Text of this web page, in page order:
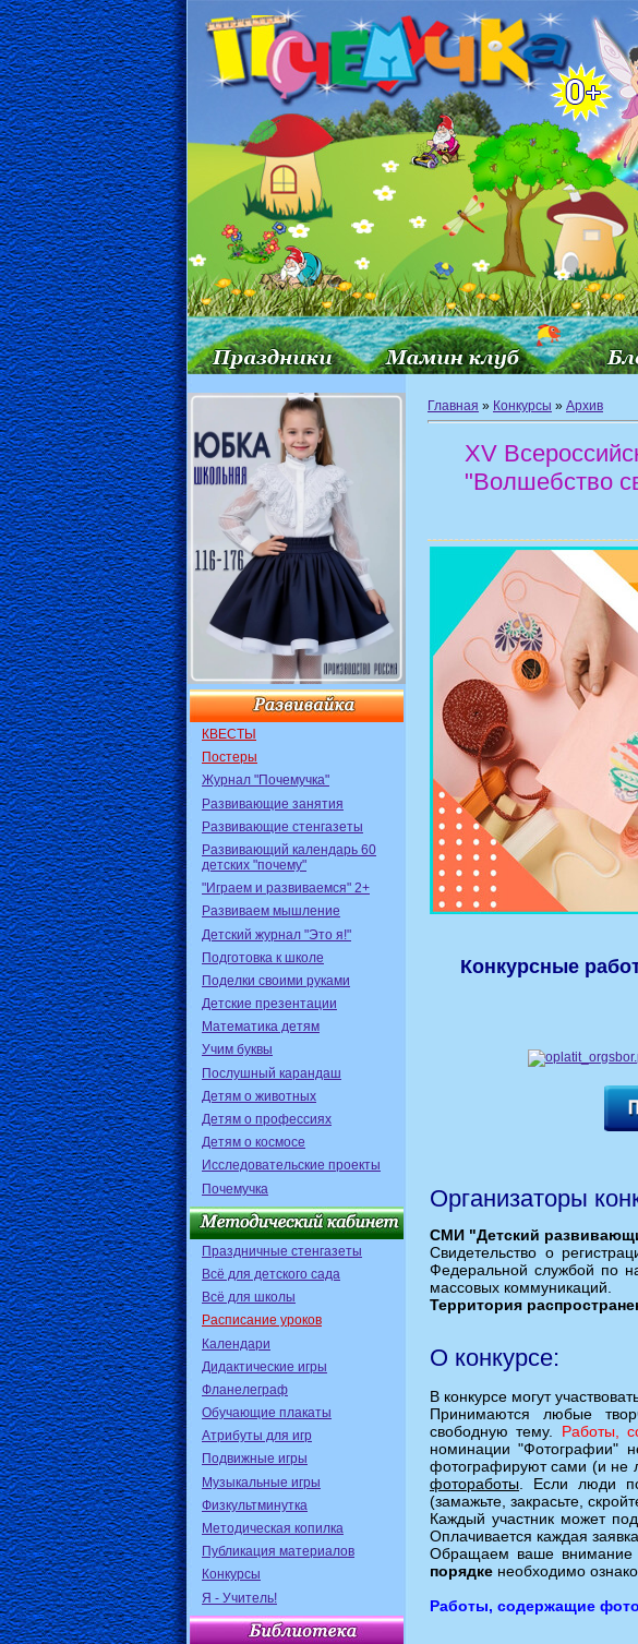
КВЕСТЫ
Постеры
Журнал "Почемучка"
Развивающие занятия
Развивающие стенгазеты
Развивающий календарь 60
детских "почему"
"Играем и развиваемся" 2+
Развиваем мышление
Детский журнал "Это я!"
Подготовка к школе
Поделки своими руками
Детские презентации
Математика детям
Учим буквы
Послушный карандаш
Детям о животных
Детям о профессиях
Детям о космосе
Исследовательские проекты
Почемучка
Праздничные стенгазеты
Всё для детского сада
Всё для школы
Расписание уроков
Календари
Дидактические игры
Фланелеграф
Обучающие плакаты
Атрибуты для игр
Подвижные игры
Музыкальные игры
Физкультминутка
Методическая копилка
Публикация материалов
Конкурсы
Я - Учитель!
Главная » Конкурсы » Архив
XV
"Волшебство
Конкурсные
Организаторы
СМИ "Детский
Свидетельство о
Федеральной службой по
массовых коммуникаций.
Территория
О конкурсе:
В конкурсе могут
Принимаются любые
свободную тему. Работы,
номинации "Фотографии"
фотографируют сами (и
фотоработы. Если люди
(замажьте, закрасьте,
Каждый участник может
Оплачивается каждая
Обращаем ваше внимание
порядке необходимо
Работы, содержащие